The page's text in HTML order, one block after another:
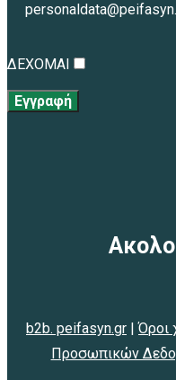
ΔΕΧΟΜΑΙ
Εγγραφή
b2b. peifasyn.gr |Όροι
Προσωπικών